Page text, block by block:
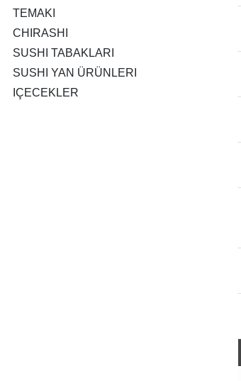
TEMAKI
CHIRASHI
SUSHI TABAKLARI
SUSHI YAN ÜRÜNLERI
IÇECEKLER